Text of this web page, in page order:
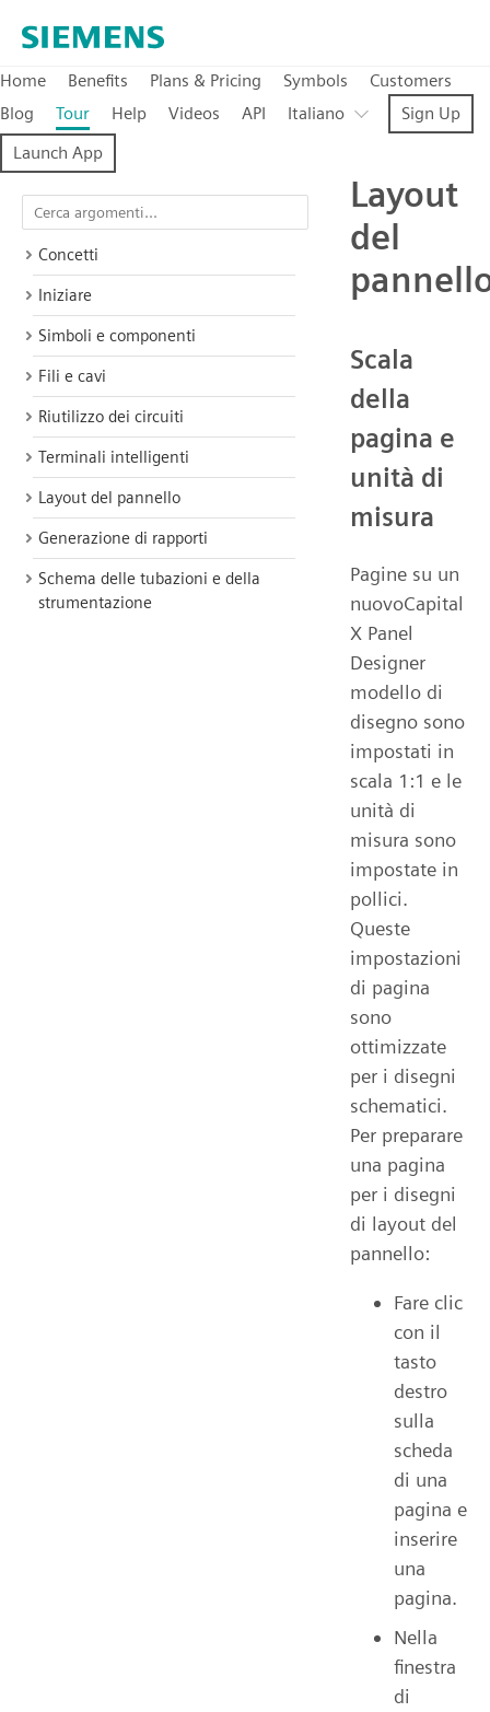
Home Benefits Plans & Pricing Symbols
Customers
Blog
Tour Help Videos API Italiano
Sign Up
Launch App
Concetti
Iniziare
Simboli e componenti
Fili e cavi
Riutilizzo dei circuiti
Terminali intelligenti
Layout del pannello
Generazione di rapporti
Schema delle tubazioni e della
strumentazione
Layout
del
Scala
della
pagina e
unità di
misura
Pagine su un
nuovoCapital
X Panel
Designer
modello di
disegno sono
impostati in
scala 1:1 e le
unità di
misura sono
impostate in
pollici.
Queste
impostazioni
di pagina
sono
ottimizzate
per i disegni
schematici.
Per preparare
una pagina
per i disegni
di layout del
pannello:
Fare clic
con il
tasto
destro
sulla
scheda
di una
pagina e
inserire
una
pagina.
Nella
finestra
di